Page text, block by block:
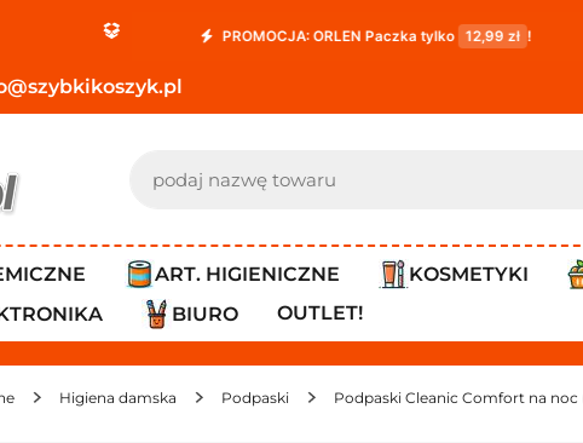
PROMOCJA: ORLEN Paczka tylko 12,99 zł ! Darmowa
ART. HIGIENICZNE KOSMETYKI
BIURO OUTLET!
Higiena damska Podpaski Podpaski Cleanic Comfort na noc